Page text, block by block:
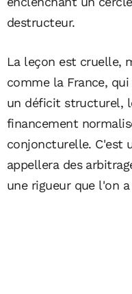
destructeur.
La leçon est cruelle,
comme la France,
un déficit structurel,
financement
conjoncturelle. C'est
appellera des
une rigueur que l'on